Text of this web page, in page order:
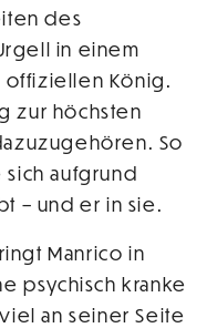
des
in einem
König.
zur höchsten
So
aufgrund
– und er in sie.
Manrico in
psychisch kranke
an seiner Seite